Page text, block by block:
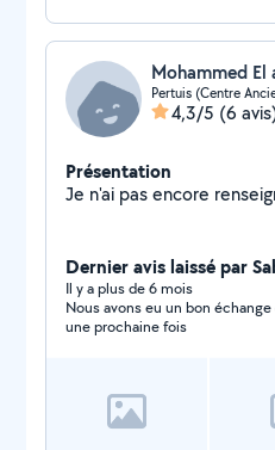
Mohammed El
Pertuis (Centre
4,3/5 (6
Présentation
Dernier avis laissé par
Il y a plus de 6 mois
Nous avons eu un bon
une prochaine fois